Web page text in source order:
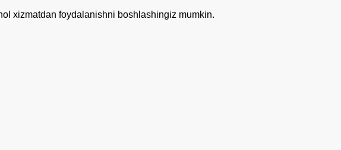
xizmatdan foydalanishni boshlashingiz mumkin.